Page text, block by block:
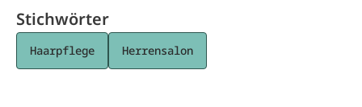
Stichwörter
Haarpflege Herrensalon